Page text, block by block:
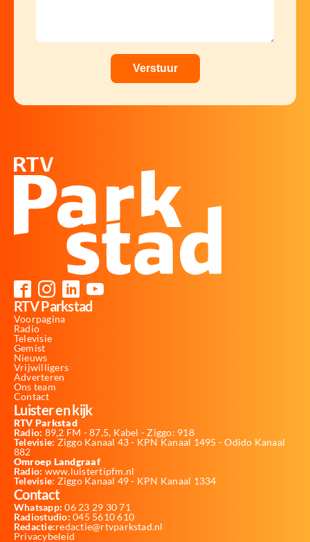
RTV Parkstad
Voorpagina
Radio
Televisie
Gemist
Nieuws
Vrijwilligers
Adverteren
Ons team
Contact
Luister en kijk
RTV Parkstad
Radio: 89,2 FM - 87,5, Kabel - Ziggo: 918
Televisie: Ziggo Kanaal 43 - KPN Kanaal 1495 - Odido Kanaal
882
Omroep Landgraaf
Radio: www.luistertipfm.nl
Televisie: Ziggo Kanaal 49 - KPN Kanaal 1334
Contact
Whatsapp: 06 23 29 30 71
Radiostudio: 045 5610 610
Redactie:redactie@rtvparkstad.nl
Privacybeleid